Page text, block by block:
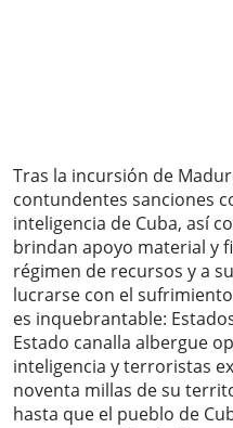
Tras la incursión de
contundentes sanciones
inteligencia de Cuba, así
brindan apoyo material y
régimen de recursos y a
lucrarse con el
es inquebrantable:
Estado canalla albergue
inteligencia y terroristas
noventa millas de su
hasta que el pueblo de